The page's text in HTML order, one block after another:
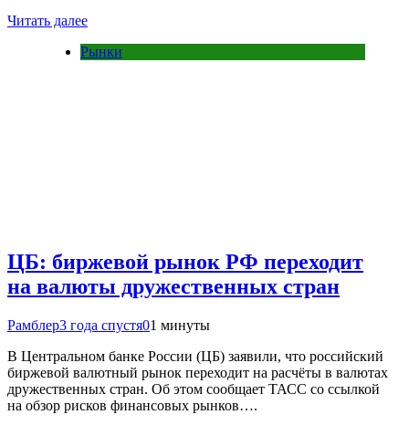
Читать далее
Рынки
ЦБ: биржевой рынок РФ переходит
на валюты дружественных стран
Рамблер3 года спустя01 минуты
В Центральном банке России (ЦБ) заявили, что российский
биржевой валютный рынок переходит на расчёты в валютах
дружественных стран. Об этом сообщает ТАСС со ссылкой
на обзор рисков финансовых рынков….